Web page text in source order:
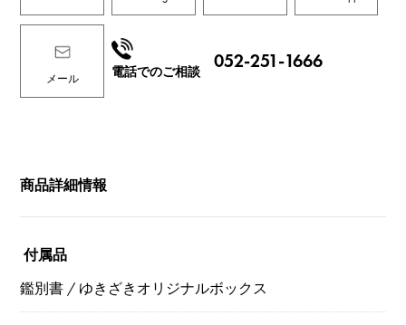
メール 電話でのご相談
052-251-1666
商品詳細情報
付属品
鑑別書 / ゆきざきオリジナルボックス